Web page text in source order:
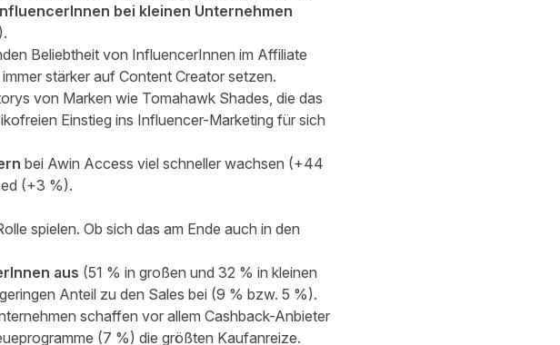
bei kleinen Unternehmen
Beliebtheit von InfluencerInnen im Affiliate
stärker auf Content Creator setzen.
von Marken wie Tomahawk Shades, die das
Einstieg ins Influencer-Marketing für sich
bei Awin Access viel schneller wachsen (+44
(+3 %).
spielen. Ob sich das am Ende auch in den
aus (51 % in großen und 32 % in kleinen
Anteil zu den Sales bei (9 % bzw. 5 %).
schaffen vor allem Cashback-Anbieter
(7 %) die größten Kaufanreize.